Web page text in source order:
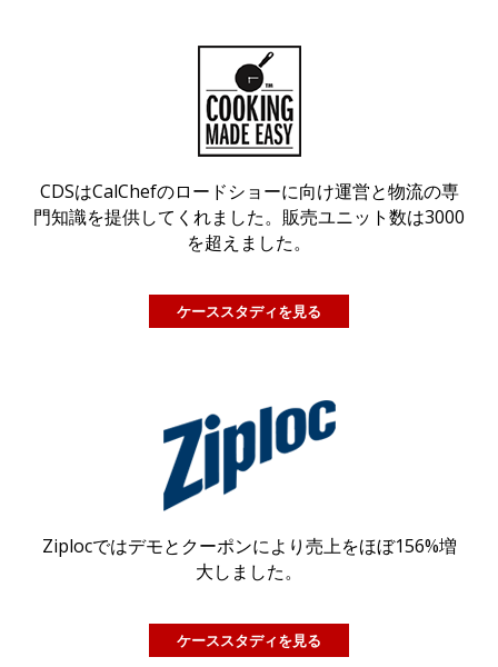
CDSはCalChefのロードショーに向け運営と物流の専
門知識を提供してくれました。販売ユニット数は3000
を超えました。
ケーススタディを見る
Ziplocではデモとクーポンにより売上をほぼ156%増
大しました。
ケーススタディを見る